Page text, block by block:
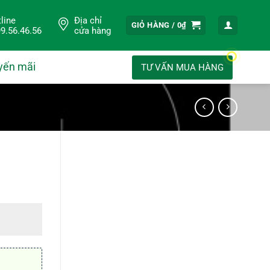
Địa chỉ
cửa hàng
GIỎ HÀNG / 0₫
mãi TƯ VẤN MUA HÀNG